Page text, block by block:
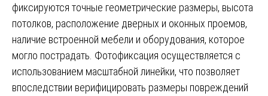
фиксируются точные геометрические размеры, высота
потолков, расположение дверных и оконных проемов,
наличие встроенной мебели и оборудования, которое
могло пострадать. Фотофиксация осуществляется с
использованием масштабной линейки, что позволяет
впоследствии верифицировать размеры повреждений